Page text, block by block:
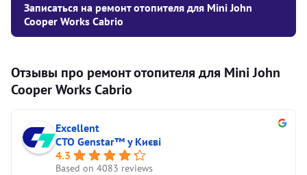
Записаться на ремонт отопителя для Mini John
Cooper Works Cabrio
Отзывы про ремонт отопителя для Mini John
Cooper Works Cabrio
Excellent
СТО Genstar™ у Києві
4.3
Based on 4083 reviews